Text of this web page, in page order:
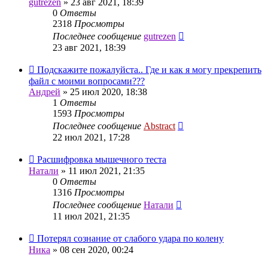
0 Ответы
2318 Просмотры
Последнее сообщение gutrezen
23 авг 2021, 18:39
Подскажите пожалуйста.. Где и как я могу прекрепить
файл с моими вопросами???
Андрей » 25 июл 2020, 18:38
1 Ответы
1593 Просмотры
Последнее сообщение Abstract
22 июл 2021, 17:28
Расшифровка мышечного теста
Натали » 11 июл 2021, 21:35
0 Ответы
1316 Просмотры
Последнее сообщение Натали
11 июл 2021, 21:35
Потерял сознание от слабого удара по колену
Ника » 08 сен 2020, 00:24